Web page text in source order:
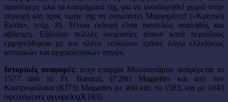
προσέφερε όλα τα κοσμήματά της, για να οικοδομηθεί χωριό στην
περιοχή και προς τιμήν της να ονομαστεί Μαργαρίτες! («Κρητική
Εστία», τεύχ. 8). Τέτοια εκδοχή είναι παντελώς αναληθής και
αβάσιμη. Εξάλλου πολλές ονομασίες τόπων κατά περιόδους
ερμηνεύθηκαν με τον πλέον «εύκολο» τρόπο, λόγω ελλείψεως
ιστορικών και αρχαιολογικών πηγών.
Ιστορικές αναφορές: στην επαρχία Μυλοποτάμου αναφέρεται το
1577 από το Fr. Barozzi, (f°28r) Magarites και από τον
Καστροφύλακα (KI73) Magarites με 460 κάτ. το 1583, και με 1043
οφειλόμενες αγγαρείες(K183).